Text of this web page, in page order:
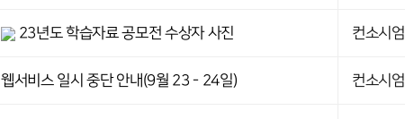
23년도 학습자료 공모전 수상자 사진 컨소시엄
웹서비스 일시 중단 안내(9월 23 - 24일) 컨소시엄